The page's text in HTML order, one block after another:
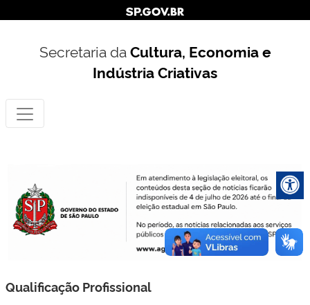
Secretaria daCultura, Economia e
Indústria Criativas
Qualificação Profissional